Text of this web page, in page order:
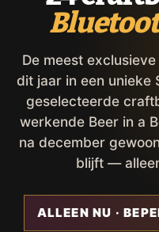
De meest
dit jaar in een unieke
geselecteerde
werkende Beer in a
na december
blijft —
ALLEEN NU ·